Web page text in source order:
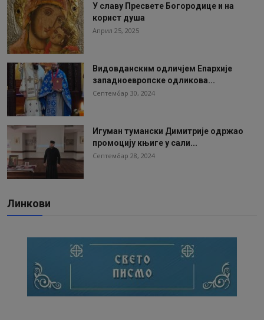
У славу Пресвете Богородице и на
корист душа
Април 25, 2025
Видовданским одличјем Епархије
западноевропске одликова...
Септембар 30, 2024
Игуман тумански Димитрије одржао
промоцију књиге у сали...
Септембар 28, 2024
Линкови